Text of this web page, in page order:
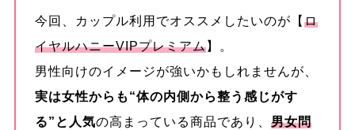
今回、カップル利用でオススメしたいのが【 ロ
イヤルハニーVIPプレミアム】。
男性向けのイメージが強いかもしれませんが、
実は女性からも“体の内側から整う感じがす
る”と人気の高まっている商品であり、 男女問